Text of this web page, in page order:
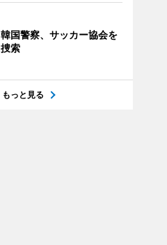
韓国警察、サッカー協会を
捜索
もっと見る